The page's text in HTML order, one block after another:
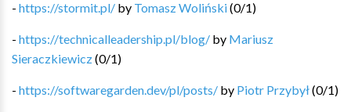
- https://stormit.pl/ by Tomasz Woliński(0/1)
- https://technicalleadership.pl/blog/ by Mariusz
Sieraczkiewicz(0/1)
- https://softwaregarden.dev/pl/posts/ by Piotr Przybył(0/1)